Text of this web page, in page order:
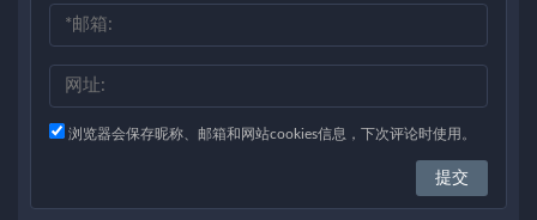
浏览器会保存昵称、邮箱和网站cookies信息，下次评论时使用。